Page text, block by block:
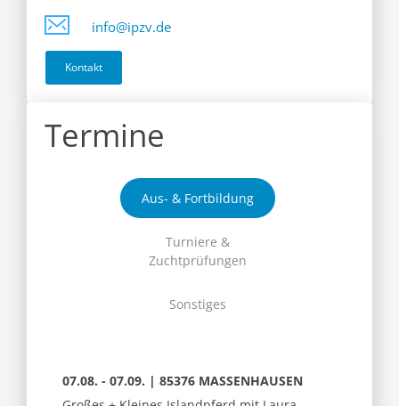
info@ipzv.de
Kontakt
Termine
Aus- & Fortbildung
Turniere &
Zuchtprüfungen
Sonstiges
07.08. - 07.09. | 85376 MASSENHAUSEN